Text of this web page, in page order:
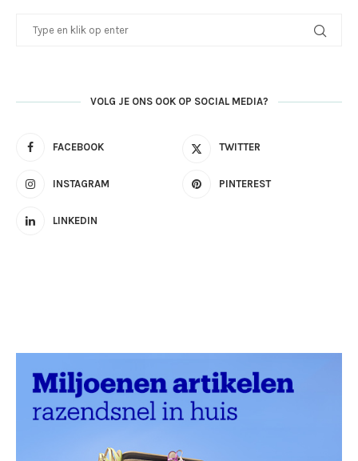
VOLG JE ONS OOK OP SOCIAL MEDIA?
FACEBOOK TWITTER
INSTAGRAM PINTEREST
LINKEDIN